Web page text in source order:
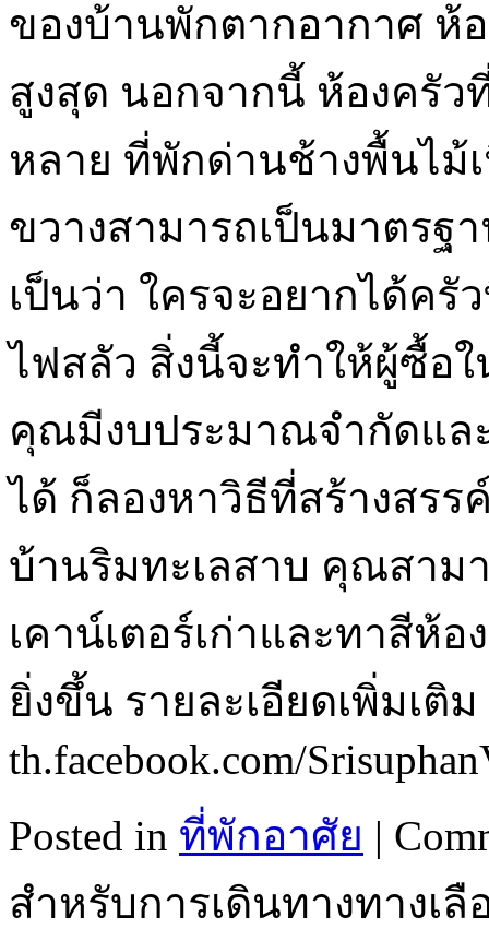
ของบ้านพักตากอากาศ ห้
สูงสุด นอกจากนี้ ห้องครั
หลาย ที่พักด่านช้างพื้นไม้
ขวางสามารถเป็นมาตรฐ
เป็นว่า ใครจะอยากได้ค
ไฟสลัว สิ่งนี้จะทำให้ผู้ซื้อ
คุณมีงบประมาณจำกัดแล
ได้ ก็ลองหาวิธีที่สร้างสร
บ้านริมทะเลสาบ คุณสาม
เคาน์เตอร์เก่าและทาสีห้
ยิ่งขึ้น รายละเอียดเพิ่มเติม
th.facebook.com/
Posted in ที่พักอาศัย |
สำหรับการเดินทางทางเลื